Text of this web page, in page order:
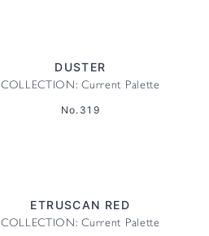
DUSTER
COLLECTION: Current Palette
No.319
ETRUSCAN RED
COLLECTION: Current Palette